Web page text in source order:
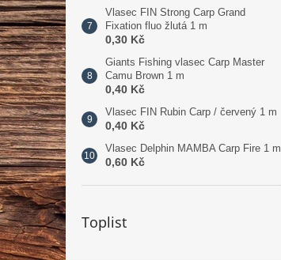
Vlasec FIN Strong Carp Grand
Fixation fluo žlutá 1 m
0,30 Kč
Giants Fishing vlasec Carp Master
Camu Brown 1 m
0,40 Kč
Vlasec FIN Rubin Carp / červený 1 m
0,40 Kč
Vlasec Delphin MAMBA Carp Fire 1 m
0,60 Kč
Toplist